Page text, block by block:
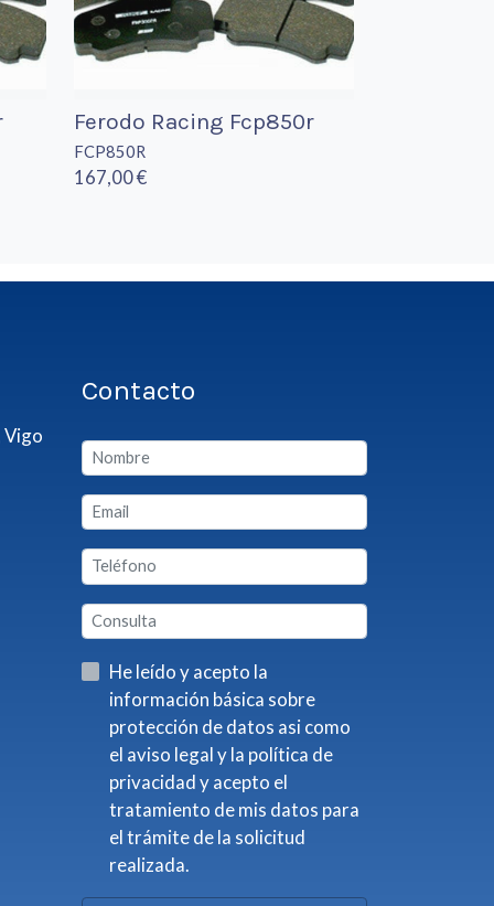
Ferodo Racing Fcp850r
FCP850R
167,00 €
Vigo
Contacto
He leído y acepto la
información básica sobre
protección de datos asi como
el aviso legal y la política de
privacidad y acepto el
tratamiento de mis datos para
el trámite de la solicitud
realizada.